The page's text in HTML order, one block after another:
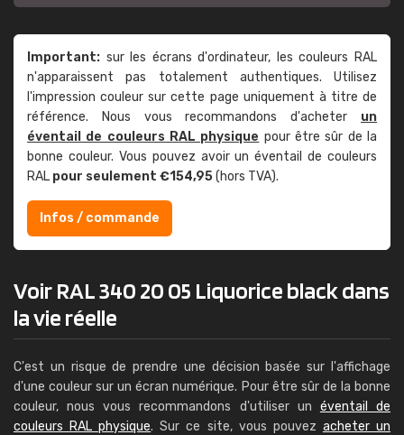
Important: sur les écrans d'ordinateur, les couleurs RAL
n'apparaissent pas totalement authentiques. Utilisez
l'impression couleur sur cette page uniquement à titre de
référence. Nous vous recommandons d'acheter un
éventail de couleurs RAL physique pour être sûr de la
bonne couleur. Vous pouvez avoir un éventail de couleurs
RAL pour seulement €154,95(hors TVA).
Infos / commande
Voir RAL 340 20 05 Liquorice black dans
la vie réelle
C'est un risque de prendre une décision basée sur l'affichage
d'une couleur sur un écran numérique. Pour être sûr de la bonne
couleur, nous vous recommandons d'utiliser un éventail de
couleurs RAL physique. Sur ce site, vous pouvez acheter un